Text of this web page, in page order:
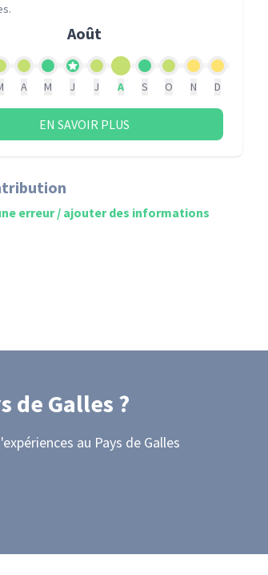
.
Août
A M J J A S O N D
EN SAVOIR PLUS
erreur / ajouter des informations
de Galles ?
au Pays de Galles